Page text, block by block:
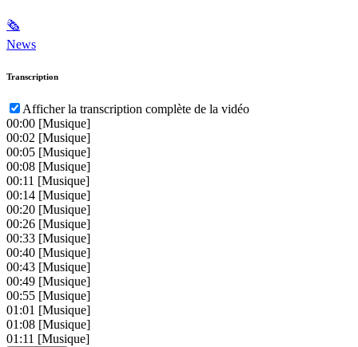
🗞
News
Transcription
Afficher la transcription complète de la vidéo
00:00 [Musique]
00:02 [Musique]
00:05 [Musique]
00:08 [Musique]
00:11 [Musique]
00:14 [Musique]
00:20 [Musique]
00:26 [Musique]
00:33 [Musique]
00:40 [Musique]
00:43 [Musique]
00:49 [Musique]
00:55 [Musique]
01:01 [Musique]
01:08 [Musique]
01:11 [Musique]